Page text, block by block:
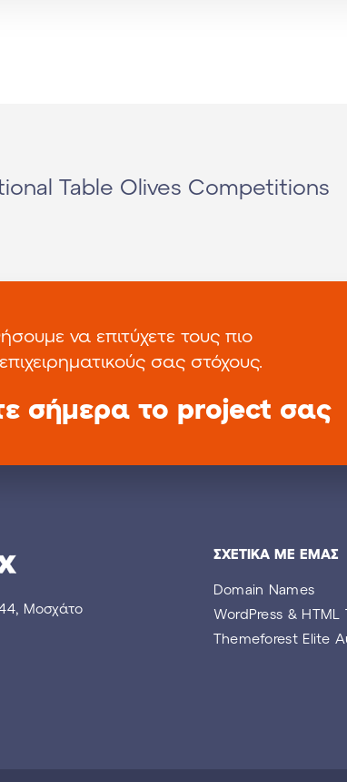
Table Olives Competitions
να επιτύχετε τους πιο
σας στόχους.
σήμερα το project σας
Μοσχάτο
ΣΧΕΤΙΚΑ ΜΕ ΕΜΑΣ
Domain Names
WordPress & HTML
Themeforest Elite